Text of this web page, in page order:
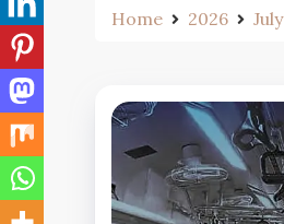
Home 2026 July